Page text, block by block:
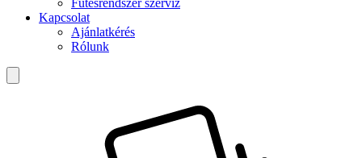
Fűtésrendszer szerviz
Kapcsolat
Ajánlatkérés
Rólunk